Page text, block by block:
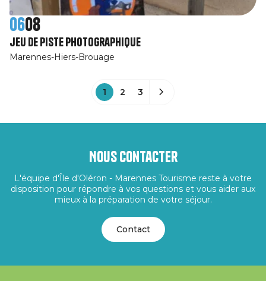
0608
jeu de piste photographique
Marennes-Hiers-Brouage
1 2 3
Nous contacter
L'équipe d'Île d'Oléron - Marennes Tourisme reste à votre
disposition pour répondre à vos questions et vous aider aux
mieux à la préparation de votre séjour.
Contact